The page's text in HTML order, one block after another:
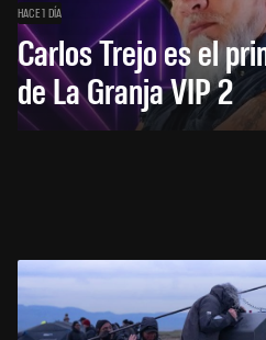
HACE 1 DÍA
Carlos Trejo es el
de La Granja VIP 2